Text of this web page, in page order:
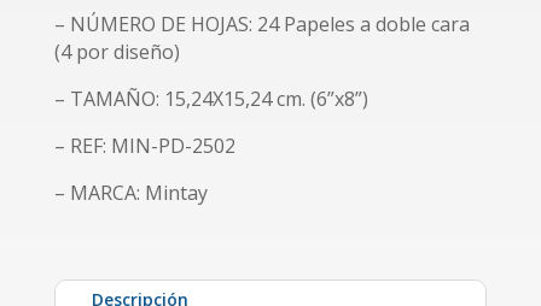
"In
my
craftroom"
cantidad
– NÚMERO DE HOJAS: 24 Papeles a doble cara
(4 por diseño)
– TAMAÑO: 15,24X15,24 cm. (6”x8”)
– REF: MIN-PD-2502
– MARCA: Mintay
Descripción